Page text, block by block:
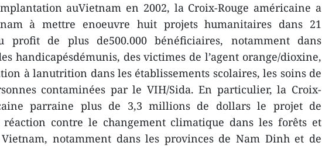
auVietnam en 2002, la Croix-Rouge américaine a
à mettre enoeuvre huit projets humanitaires dans 21
profit de plus de500.000 bénéficiaires, notamment dans
handicapésdémunis, des victimes de l’agent orange/dioxine,
à lanutrition dans les établissements scolaires, les soins de
contaminées par le VIH/Sida. En particulier, la Croix-
parraine plus de 3,3 millions de dollars le projet de
contre le changement climatique dans les forêts et
notamment dans les provinces de Nam Dinh et de